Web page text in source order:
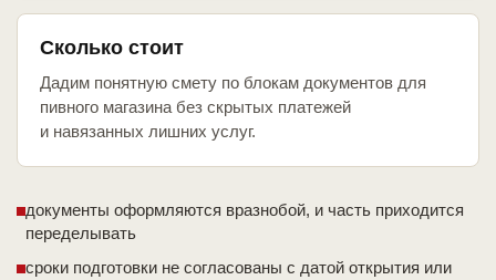
Сколько стоит
Дадим понятную смету по блокам документов для
пивного магазина без скрытых платежей
и навязанных лишних услуг.
документы оформляются вразнобой, и часть приходится
переделывать
сроки подготовки не согласованы с датой открытия или